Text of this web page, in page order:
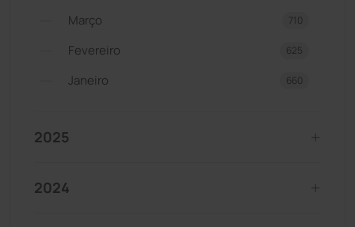
Março 710
Fevereiro 625
Janeiro 660
2025
2024